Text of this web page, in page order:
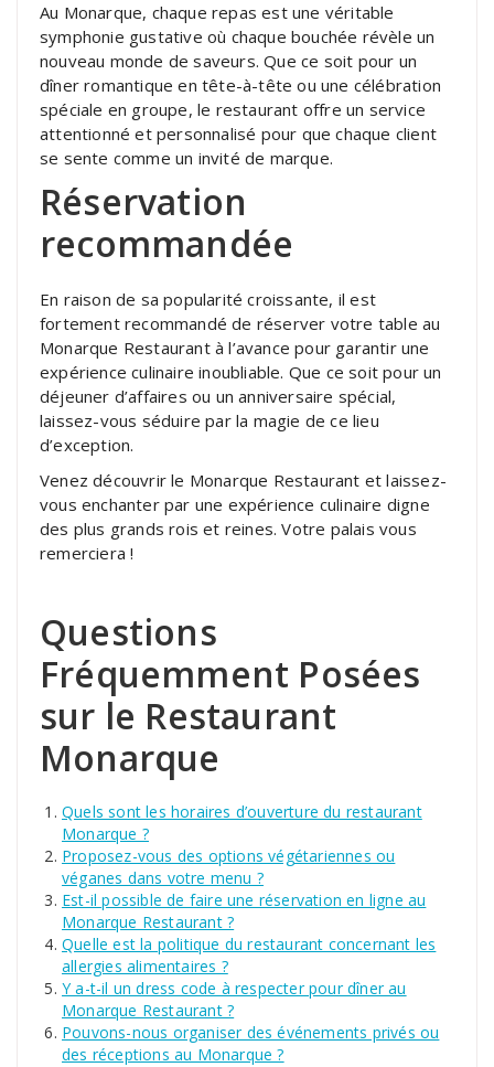
Au Monarque, chaque repas est une véritable
symphonie gustative où chaque bouchée révèle un
nouveau monde de saveurs. Que ce soit pour un
dîner romantique en tête-à-tête ou une célébration
spéciale en groupe, le restaurant offre un service
attentionné et personnalisé pour que chaque client
se sente comme un invité de marque.
Réservation
recommandée
En raison de sa popularité croissante, il est
fortement recommandé de réserver votre table au
Monarque Restaurant à l’avance pour garantir une
expérience culinaire inoubliable. Que ce soit pour un
déjeuner d’affaires ou un anniversaire spécial,
laissez-vous séduire par la magie de ce lieu
d’exception.
Venez découvrir le Monarque Restaurant et laissez-
vous enchanter par une expérience culinaire digne
des plus grands rois et reines. Votre palais vous
remerciera !
Questions
Fréquemment Posées
sur le Restaurant
Monarque
Quels sont les horaires d’ouverture du restaurant
Monarque ?
Proposez-vous des options végétariennes ou
véganes dans votre menu ?
Est-il possible de faire une réservation en ligne au
Monarque Restaurant ?
Quelle est la politique du restaurant concernant les
allergies alimentaires ?
Y a-t-il un dress code à respecter pour dîner au
Monarque Restaurant ?
Pouvons-nous organiser des événements privés ou
des réceptions au Monarque ?